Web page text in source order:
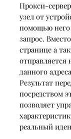
Прокси-
узел от
помощью него
запрос.
странице а
отправляется
данного
Результат
посредством
позволяет
реальный